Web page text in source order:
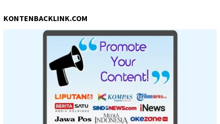
KONTENBACKLINK.COM